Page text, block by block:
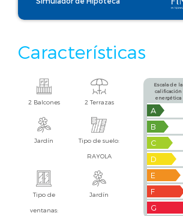
Características
2 Balcones 2 Terrazas
Jardín Tipo de suelo:
RAYOLA
Tipo de
ventanas:
Jardín
Escala de la
calificación
energética
A
B
C
D
E
F
G